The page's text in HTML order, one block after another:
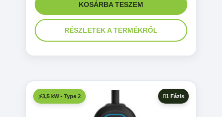
KOSÁRBA TESZEM
RÉSZLETEK A TERMÉKRŐL
3,5 kW • Type 2 1 Fázis